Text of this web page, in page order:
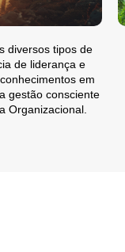
diversos tipos de
de liderança e
em
gestão consciente
Organizacional.